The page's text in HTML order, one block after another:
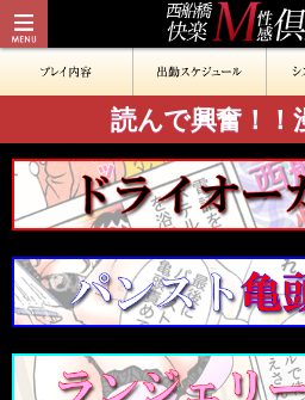
読んで興奮！！